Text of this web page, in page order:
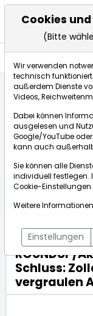
ROUNDUP/
dpa-AFX
ÜBERSICHT
ROUNDUP/
Schluss:
vergraulen
Cookies
(Bitte
Wir verwenden
technisch
außerdem Dienste
Videos,
Dabei können
ausgelesen und
Google/YouTube
kann auch
Sie können alle
individuell festlegen.
Cookie-Einstellungen
Weitere
Einstellungen